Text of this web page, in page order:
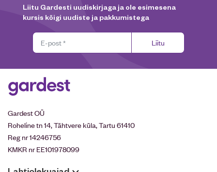
Liitu Gardesti uudiskirjaga ja ole esimesena
kursis kõigi uudiste ja pakkumistega
Liitu
Gardest OÜ
Roheline tn 14, Tähtvere küla, Tartu 61410
Reg nr 14246756
KMKR nr EE101978099